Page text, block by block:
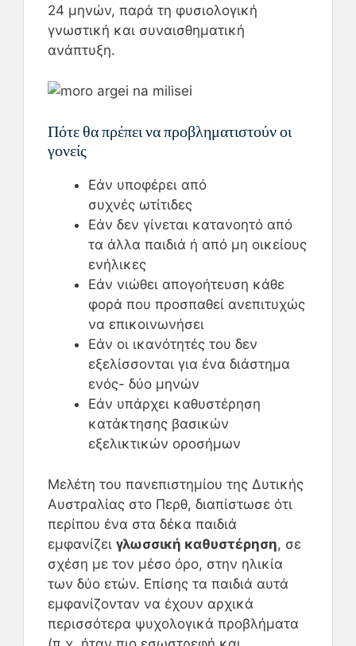
24 μηνών, παρά τη φυσιολογική
γνωστική και συναισθηματική
ανάπτυξη.
Πότε θα πρέπει να προβληματιστούν οι
γονείς
Εάν υποφέρει από
συχνές ωτίτιδες
Εάν δεν γίνεται κατανοητό από
τα άλλα παιδιά ή από μη οικείους
ενήλικες
Εάν νιώθει απογοήτευση κάθε
φορά που προσπαθεί ανεπιτυχώς
να επικοινωνήσει
Εάν οι ικανότητές του δεν
εξελίσσονται για ένα διάστημα
ενός- δύο μηνών
Εάν υπάρχει καθυστέρηση
κατάκτησης βασικών
εξελικτικών οροσήμων
Μελέτη του πανεπιστημίου της Δυτικής
Αυστραλίας στο Περθ, διαπίστωσε ότι
περίπου ένα στα δέκα παιδιά
εμφανίζει γλωσσική καθυστέρηση, σε
σχέση με τον μέσο όρο, στην ηλικία
των δύο ετών. Επίσης τα παιδιά αυτά
εμφανίζονταν να έχουν αρχικά
περισσότερα ψυχολογικά προβλήματα